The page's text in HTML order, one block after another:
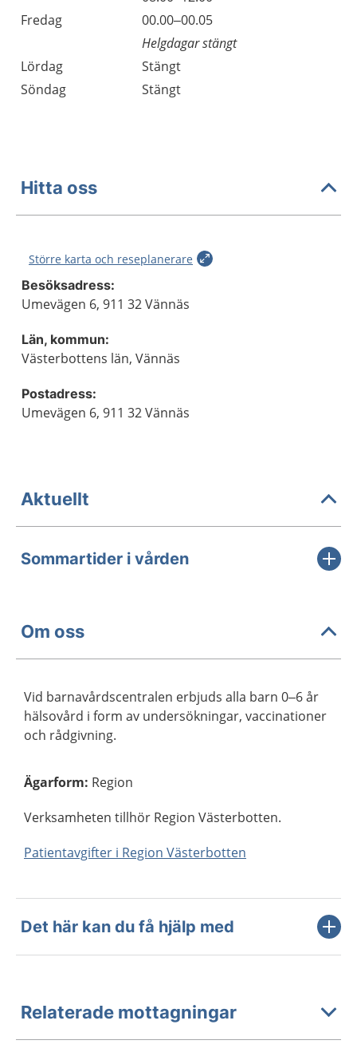
Fredag
00.00–00.05
Helgdagar stängt
Lördag
Stängt
Söndag
Stängt
Hitta oss
Större karta och reseplanerare
Besöksadress:
Umevägen 6, 911 32 Vännäs
Län, kommun:
Västerbottens län, Vännäs
Postadress:
Umevägen 6, 911 32 Vännäs
Aktuellt
Sommartider i vården
Om oss
Vid barnavårdscentralen erbjuds alla barn 0–6 år
hälsovård i form av undersökningar, vaccinationer
och rådgivning.
Ägarform: Region
Verksamheten tillhör Region Västerbotten.
Patientavgifter i Region Västerbotten
Det här kan du få hjälp med
Relaterade mottagningar